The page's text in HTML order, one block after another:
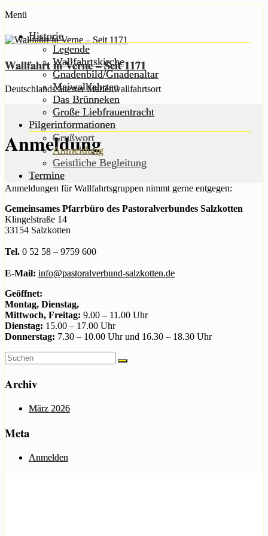
Zum
Inhalt
springen
Wallfahrt in Verne – Seit 1171
Deutschlands ältester Marienwallfahrtsort
Menü
Historie
Legende
Wallfahrtskirche
Gnadenbild/Gnadenaltar
Maiwallfahrten
Das Brünneken
Große Liebfrauentracht
Pilgerinformationen
Grußwort
Anmeldung
Geistliche Begleitung
Termine
Anmeldung
Anmeldungen für Wallfahrtsgruppen nimmt gerne entgegen:
Gemeinsames Pfarrbüro des Pastoralverbundes Salzkotten
Klingelstraße 14
33154 Salzkotten
Tel. 0 52 58 – 9759 600
E-Mail: info@pastoralverbund-salzkotten.de
Geöffnet:
Montag, Dienstag,
Mittwoch, Freitag: 9.00 – 11.00 Uhr
Dienstag: 15.00 – 17.00 Uhr
Donnerstag: 7.30 – 10.00 Uhr und 16.30 – 18.30 Uhr
Archiv
März 2026
Meta
Anmelden